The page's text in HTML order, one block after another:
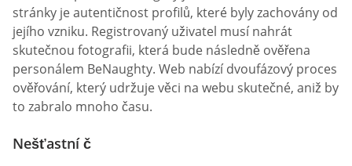
stránky je autentičnost profilů, které byly zachovány od
jejího vzniku. Registrovaný uživatel musí nahrát
skutečnou fotografii, která bude následně ověřena
personálem BeNaughty. Web nabízí dvoufázový proces
ověřování, který udržuje věci na webu skutečné, aniž by
to zabralo mnoho času.
Nešťastní č